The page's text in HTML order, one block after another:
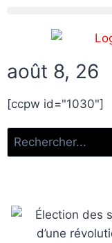
août 8, 26
[ccpw id="1030"]